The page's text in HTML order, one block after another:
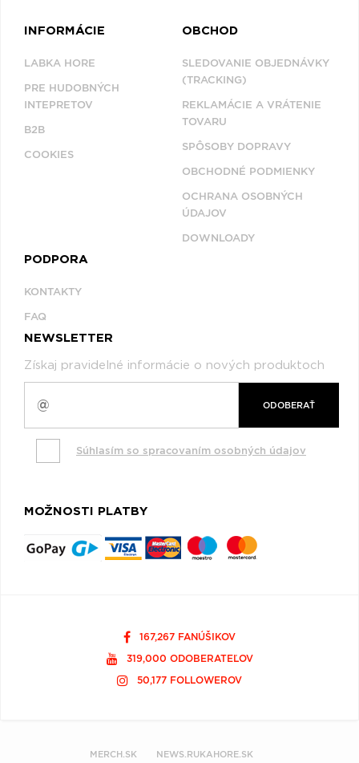
INFORMÁCIE
LABKA HORE
PRE HUDOBNÝCH
INTEPRETOV
B2B
COOKIES
OBCHOD
SLEDOVANIE OBJEDNÁVKY
(TRACKING)
REKLAMÁCIE A VRÁTENIE
TOVARU
SPÔSOBY DOPRAVY
OBCHODNÉ PODMIENKY
OCHRANA OSOBNÝCH
ÚDAJOV
DOWNLOADY
PODPORA
KONTAKTY
FAQ
NEWSLETTER
Získaj pravidelné informácie o nových produktoch
ODOBERAŤ
Súhlasím so spracovaním osobných údajov
MOŽNOSTI PLATBY
167,267 FANÚŠIKOV
319,000 ODOBERATEĽOV
50,177 FOLLOWEROV
MERCH.SK NEWS.RUKAHORE.SK